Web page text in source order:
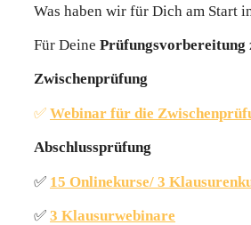
Was haben wir für Dich am Start
Für Deine Prüfungsvorbereitung
Zwischenprüfung
✅ Webinar für die
Abschlussprüfung
✅ 15 Onlinekurse/ 3
✅ 3 Klausurwebinare